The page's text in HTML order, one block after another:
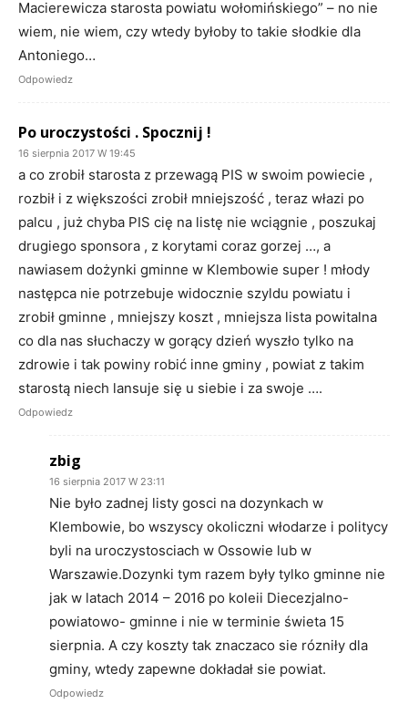
Macierewicza starosta powiatu wołomińskiego” – no nie
wiem, nie wiem, czy wtedy byłoby to takie słodkie dla
Antoniego…
Odpowiedz
Po uroczystości . Spocznij !
16 sierpnia 2017 W 19:45
a co zrobił starosta z przewagą PIS w swoim powiecie ,
rozbił i z większości zrobił mniejszość , teraz włazi po
palcu , już chyba PIS cię na listę nie wciągnie , poszukaj
drugiego sponsora , z korytami coraz gorzej …, a
nawiasem dożynki gminne w Klembowie super ! młody
następca nie potrzebuje widocznie szyldu powiatu i
zrobił gminne , mniejszy koszt , mniejsza lista powitalna
co dla nas słuchaczy w gorący dzień wyszło tylko na
zdrowie i tak powiny robić inne gminy , powiat z takim
starostą niech lansuje się u siebie i za swoje ….
Odpowiedz
zbig
16 sierpnia 2017 W 23:11
Nie było zadnej listy gosci na dozynkach w
Klembowie, bo wszyscy okoliczni włodarze i politycy
byli na uroczystosciach w Ossowie lub w
Warszawie.Dozynki tym razem były tylko gminne nie
jak w latach 2014 – 2016 po koleii Diecezjalno-
powiatowo- gminne i nie w terminie świeta 15
sierpnia. A czy koszty tak znaczaco sie rózniły dla
gminy, wtedy zapewne dokładał sie powiat.
Odpowiedz